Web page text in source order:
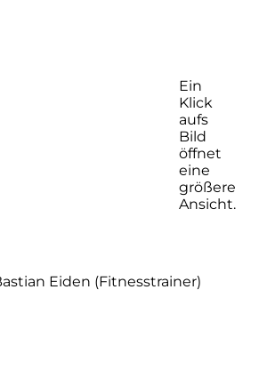
Ein
Klick
aufs
Bild
öffnet
eine
größere
Ansicht.
Eiden (Fitnesstrainer)